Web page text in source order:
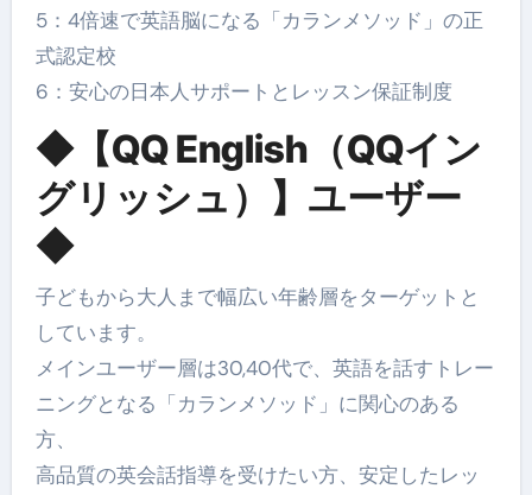
5：4倍速で英語脳になる「カランメソッド」の正
式認定校
6：安心の日本人サポートとレッスン保証制度
◆【QQ English（QQイン
グリッシュ）】ユーザー
◆
子どもから大人まで幅広い年齢層をターゲットと
しています。
メインユーザー層は30,40代で、英語を話すトレー
ニングとなる「カランメソッド」に関心のある
方、
高品質の英会話指導を受けたい方、安定したレッ